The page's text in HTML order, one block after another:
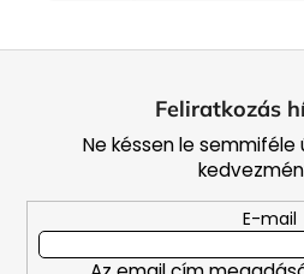
Feliratkozás
Ne késsen le
E-mail